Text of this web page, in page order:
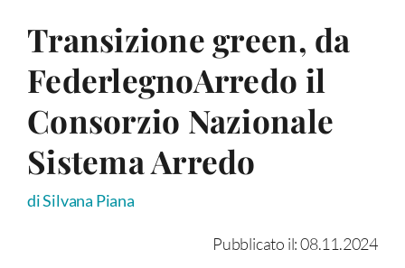
Transizione green, da
FederlegnoArredo il
Consorzio Nazionale
Sistema Arredo
di Silvana Piana
Pubblicato il: 08.11.2024